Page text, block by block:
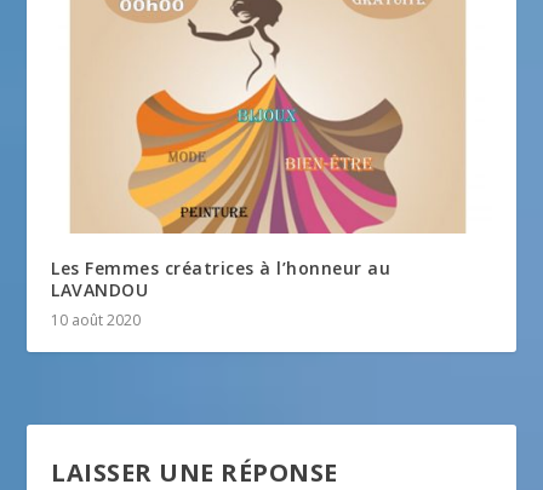
Les Femmes créatrices à l’honneur au
LAVANDOU
10 août 2020
LAISSER UNE RÉPONSE